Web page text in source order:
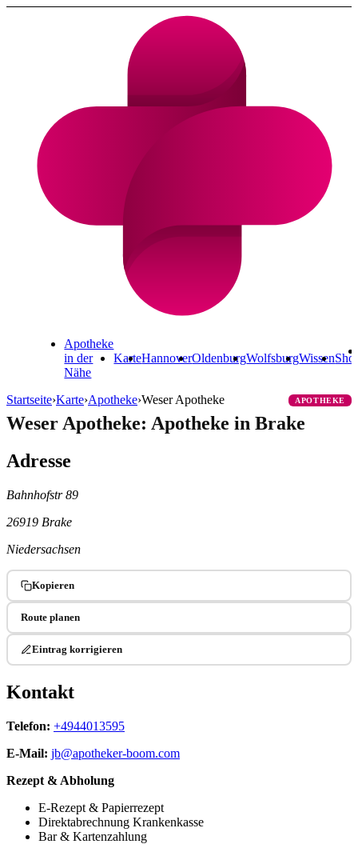
Apotheke
in der
Nähe
KarteHannoverOldenburgWolfsburgWissen
Startseite›Karte›Apotheke›Weser Apotheke APOTHEKE
Weser Apotheke: Apotheke in Brake
Adresse
Bahnhofstr 89
26919 Brake
Niedersachsen
Kopieren
Route planen
Eintrag korrigieren
Kontakt
Telefon: +4944013595
E-Mail: jb@apotheker-boom.com
Rezept & Abholung
E-Rezept & Papierrezept
Direktabrechnung Krankenkasse
Bar & Kartenzahlung
Cannabis Rezept & Blüten